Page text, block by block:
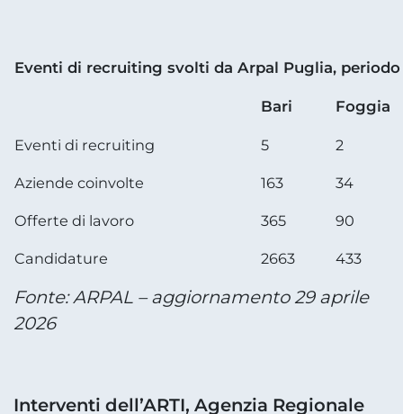
Eventi di recruiting svolti da Arpal Puglia,
Bari Foggia
Eventi di recruiting 5 2
Aziende coinvolte 163 34
Offerte di lavoro 365 90
Candidature 2663 433
Fonte: ARPAL – aggiornamento 29 aprile
2026
Interventi dell’ARTI, Agenzia Regionale